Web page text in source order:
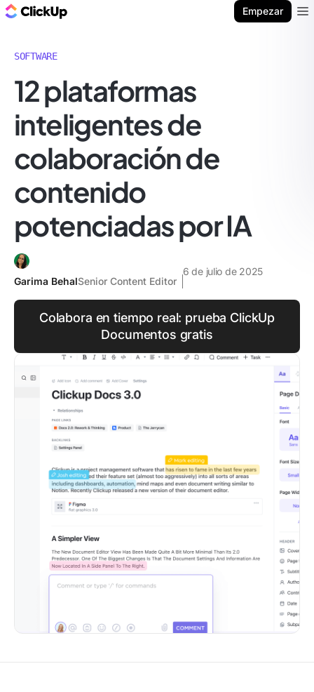
Empezar
SOFTWARE
12 plataformas
inteligentes de
colaboración de
contenido
potenciadas por IA
Garima BehalSenior Content Editor
6 de julio de 2025
Colabora en tiempo real: prueba ClickUp
Documentos gratis